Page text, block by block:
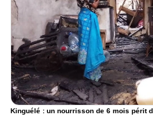
Kinguélé : un nourrisson de 6 mois périt